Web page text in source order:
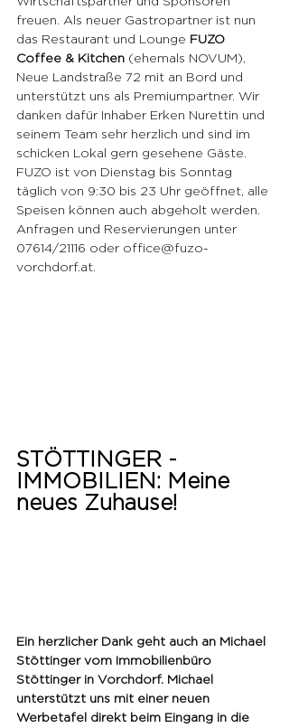
freuen. Als neuer Gastropartner ist nun
das Restaurant und Lounge FUZO
Coffee & Kitchen (ehemals NOVUM),
Neue Landstraße 72 mit an Bord und
unterstützt uns als Premiumpartner. Wir
danken dafür Inhaber Erken Nurettin und
seinem Team sehr herzlich und sind im
schicken Lokal gern gesehene Gäste.
FUZO ist von Dienstag bis Sonntag
täglich von 9:30 bis 23 Uhr geöffnet, alle
Speisen können auch abgeholt werden.
Anfragen und Reservierungen unter
07614/21116 oder office@fuzo-
vorchdorf.at.
STÖTTINGER -
IMMOBILIEN: Meine
neues Zuhause!
Ein herzlicher Dank geht auch an Michael
Stöttinger vom Immobilienbüro
Stöttinger in Vorchdorf. Michael
unterstützt uns mit einer neuen
Werbetafel direkt beim Eingang in die